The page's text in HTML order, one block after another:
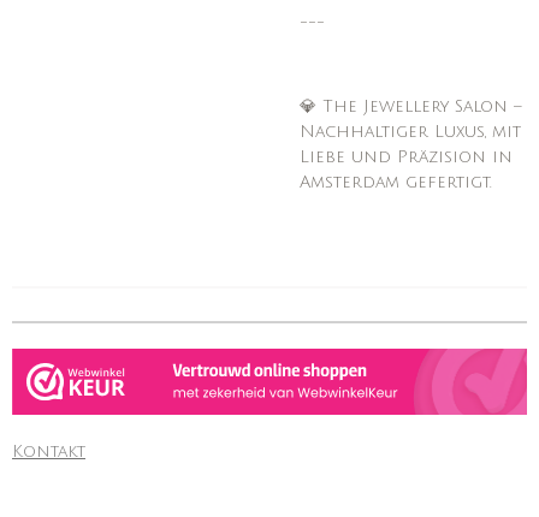
---
💎 The Jewellery Salon –
Nachhaltiger Luxus, mit
Liebe und Präzision in
Amsterdam gefertigt.
Kontakt